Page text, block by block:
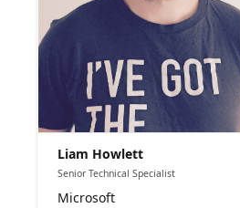
Liam Howlett
Senior Technical Specialist
Microsoft